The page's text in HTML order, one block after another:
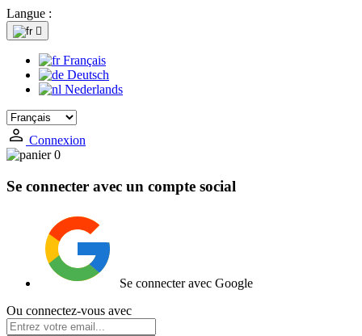
Langue :

Français
Deutsch
Nederlands
Connexion
0
Se connecter avec un compte social
Se connecter avec Google
Ou connectez-vous avec